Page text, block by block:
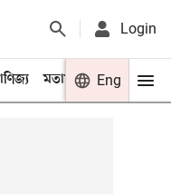
Login
মতামত খেলা
Eng